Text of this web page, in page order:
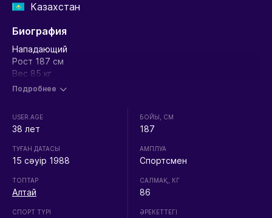
Казахстан
Биография
Нападающий
Рост 187 см
Вес 85 кг
Подробнее
USER.AGE
38 лет
ТУҒАН ДАТАСЫ
15 сәуір 1988
ТОПТАР
Алтай
СПОРТ ТҮРІ
БОЙЫ, СМ
187
АМПЛУА
Спортсмен
CАЛМАҚ, КГ
86
ӘРЕКЕТТЕГІ